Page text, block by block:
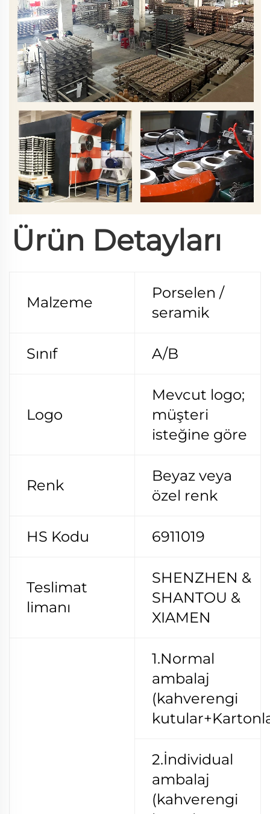
Ürün Detayları
Malzeme
Porselen /
seramik
Sınıf A/B
Logo
Mevcut logo;
müşteri
isteğine göre
Renk
Beyaz veya
özel renk
HS Kodu 6911019
Teslimat
limanı
SHENZHEN &
SHANTOU &
XIAMEN
1.Normal
ambalaj
(kahverengi
2.İndividual
ambalaj
(kahverengi